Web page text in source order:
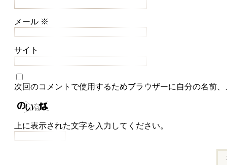
メール ※
サイト
次回のコメントで使用するためブラウザーに自分の名前
上に表示された文字を入力してください。